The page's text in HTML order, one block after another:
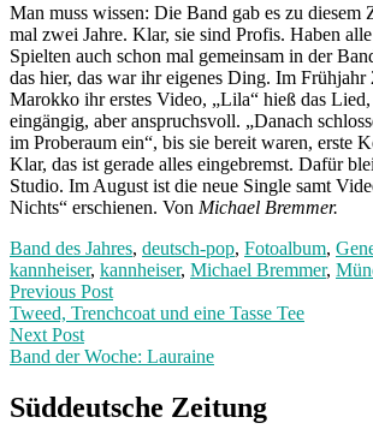
Man muss wissen: Die Band gab es zu diesem
mal zwei Jahre. Klar, sie sind Profis. Haben
Spielten auch schon mal gemeinsam in der
das hier, das war ihr eigenes Ding. Im Frühjahr
Marokko ihr erstes Video, „Lila“ hieß das
eingängig, aber anspruchsvoll. „Danach
im Proberaum ein“, bis sie bereit waren, erste
Klar, das ist gerade alles eingebremst. Dafür
Studio. Im August ist die neue Single samt
Nichts“ erschienen. Von Michael Bremmer.
Band des Jahres, deutsch-pop, Fotoalbum,
kannheiser, kannheiser, Michael Bremmer,
Post
navigation
Previous PostPrevious
post:
Tweed, Trenchcoat und eine Tasse Tee
Next Post
Band der Woche: Lauraine
Post:
Süddeutsche Zeitung